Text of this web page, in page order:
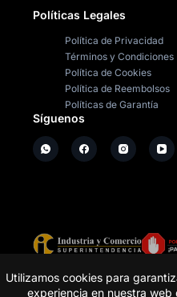
Utilizamos cookies para
experiencia en nuestra web
Políticas Legales
Política de Privacidad
Términos y Condiciones
Política de Cookies
Política de Reembolsos
Políticas de Garantía
Síguenos
Copyright © -